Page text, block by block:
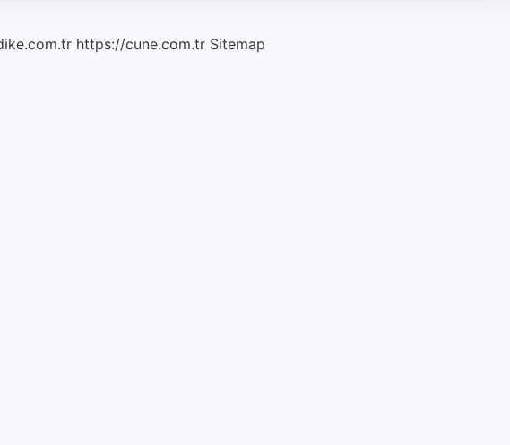
https://cune.com.tr Sitemap